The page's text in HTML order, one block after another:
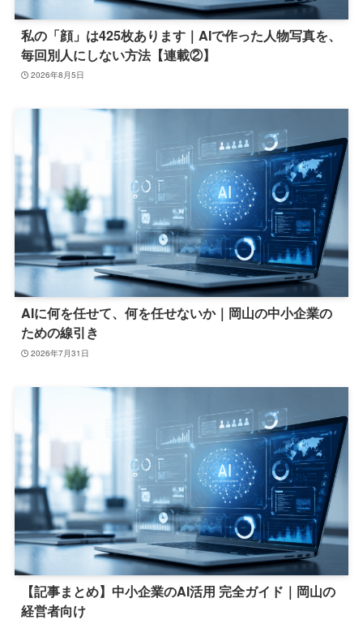
私の「顔」は425枚あります｜AIで作った人物写真を、
毎回別人にしない方法【連載②】
2026年8月5日
AIに何を任せて、何を任せないか｜岡山の中小企業の
ための線引き
2026年7月31日
【記事まとめ】中小企業のAI活用 完全ガイド｜岡山の
経営者向け